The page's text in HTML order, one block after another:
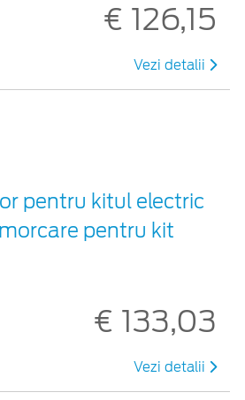
€ 126,15
Vezi detalii
pentru kitul electric
pentru kit
€ 133,03
Vezi detalii